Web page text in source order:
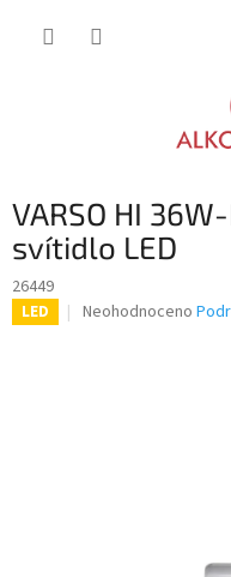
VARSO HI
svítidlo LED
26449
LED
Průměrné
Neohodnoceno